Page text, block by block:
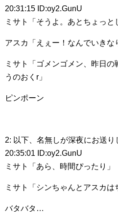
20:31:15 ID:oy2.GunU
ミサト「そうよ。あとちょっと
アスカ「えぇー！なんでいきな
ミサト「ゴメンゴメン、昨日
うのおくr」
ピンポーン
2: 以下、名無しが深夜にお送
20:35:01 ID:oy2.GunU
ミサト「あら、時間ぴったり」
ミサト「シンちゃんとアスカは
バタバタ…